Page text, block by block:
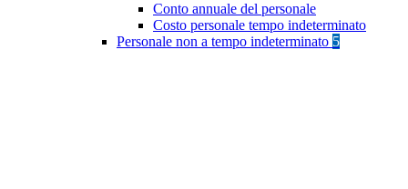
Conto annuale del personale
Costo personale tempo indeterminato
Personale non a tempo indeterminato 5